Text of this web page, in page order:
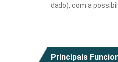
dado), com a
Principais